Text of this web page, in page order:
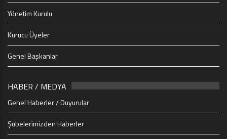
Yönetim Kurulu
Kurucu Üyeler
Genel Başkanlar
HABER / MEDYA
Genel Haberler / Duyurular
Şubelerimizden Haberler